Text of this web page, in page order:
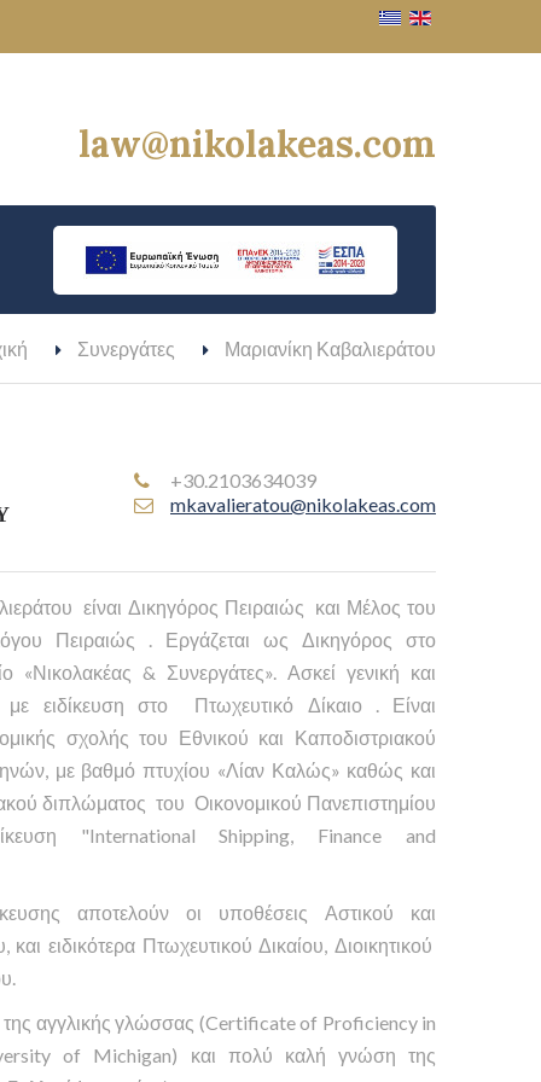
law@nikolakeas.com
Συνεργάτες Μαριανίκη Καβαλιεράτου
+30.2103634039
mkavalieratou@nikolakeas.com
είναι Δικηγόρος Πειραιώς και Μέλος του
Πειραιώς . Εργάζεται ως Δικηγόρος στο
«Νικολακέας & Συνεργάτες». Ασκεί γενική και
με ειδίκευση στο Πτωχευτικό Δίκαιο . Είναι
σχολής του Εθνικού και Καποδιστριακού
με βαθμό πτυχίου «Λίαν Καλώς» καθώς και
διπλώματος του Οικονομικού Πανεπιστημίου
"International Shipping, Finance and
αποτελούν οι υποθέσεις Αστικού και
ειδικότερα Πτωχευτικού Δικαίου, Διοικητικού
της αγγλικής γλώσσας (Certificate of Proficiency in
of Michigan) και πολύ καλή γνώση της